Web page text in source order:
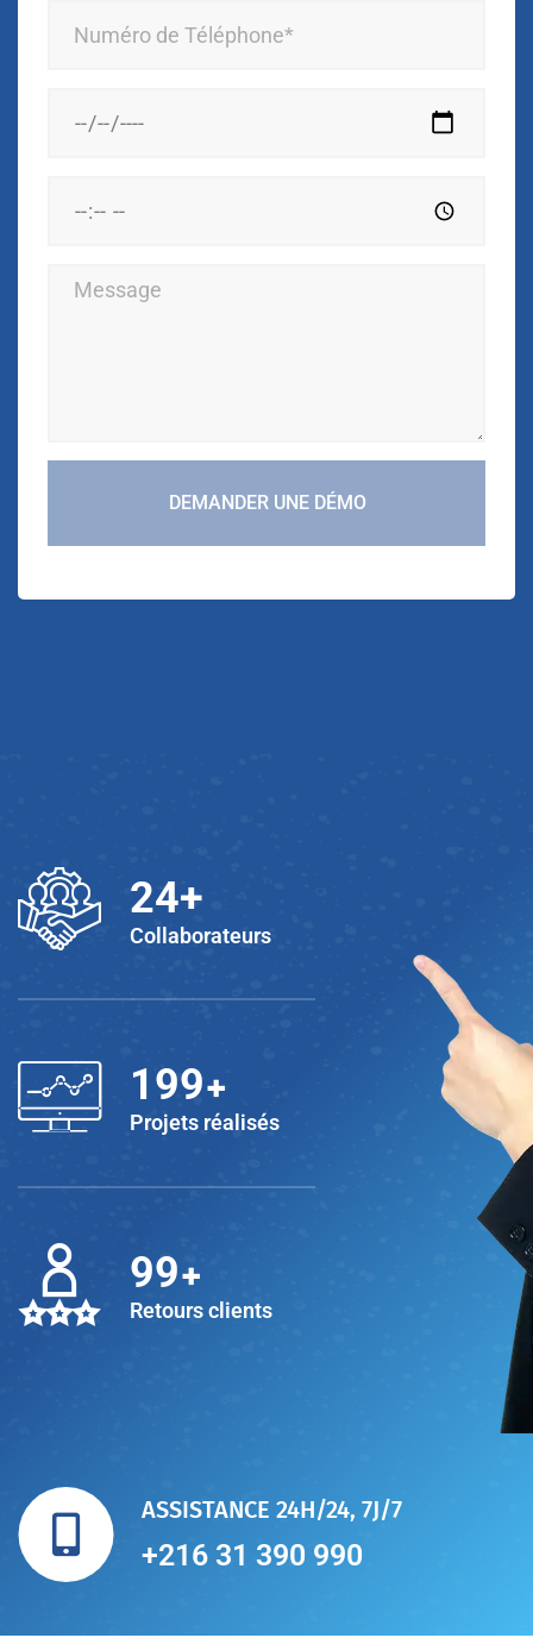
DEMANDER UNE DÉMO
25+
Collaborateurs
200+
Projets réalisés
100
Retours clients
ASSISTANCE 24H/24, 7J/7
+216 31 390 990